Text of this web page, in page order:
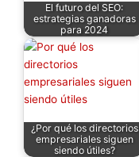
El futuro del SEO:
estrategias ganadoras
para 2024
¿Por qué los directorios
empresariales siguen
siendo útiles?